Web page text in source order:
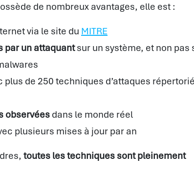
de nombreux avantages, elle est :
via le site du MITRE
par un attaquantsur un système, et non pas
plus de 250 techniques d’attaques
observéesdans le monde réel
plusieurs mises à jour par an
toutes les techniques sont pleinement